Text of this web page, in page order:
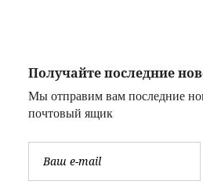
Получайте последние
Мы отправим вам последние
почтовый ящик